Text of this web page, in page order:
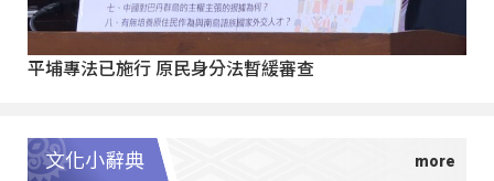
平埔專法已施行 原民身分法暫緩審查
文化小辭典